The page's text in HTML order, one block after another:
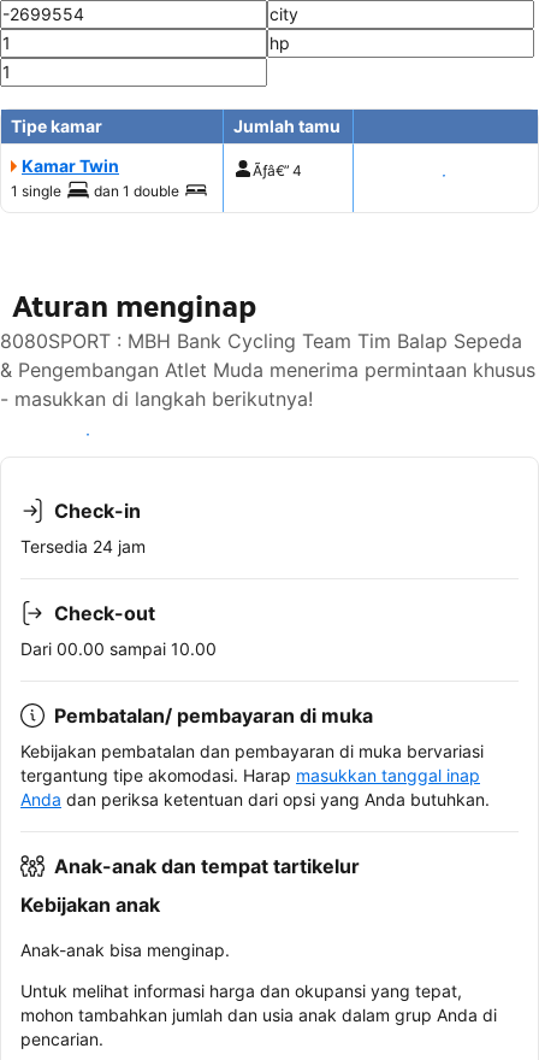
Tipe kamar
Jumlah tamu
Kamar Twin
1 single dan 1 double
Ãƒâ€” 4 Tampilkan harga
Aturan menginap
8080SPORT : MBH Bank Cycling Team Tim Balap Sepeda
& Pengembangan Atlet Muda menerima permintaan khusus
- masukkan di langkah berikutnya!
Lihat ketersediaan
Check-in
Tersedia 24 jam
Check-out
Dari 00.00 sampai 10.00
Pembatalan/ pembayaran di muka
Kebijakan pembatalan dan pembayaran di muka bervariasi
tergantung tipe akomodasi. Harap masukkan tanggal inap
Anda dan periksa ketentuan dari opsi yang Anda butuhkan.
Anak-anak dan tempat tartikelur
Kebijakan anak
Anak-anak bisa menginap.
Untuk melihat informasi harga dan okupansi yang tepat,
mohon tambahkan jumlah dan usia anak dalam grup Anda di
pencarian.